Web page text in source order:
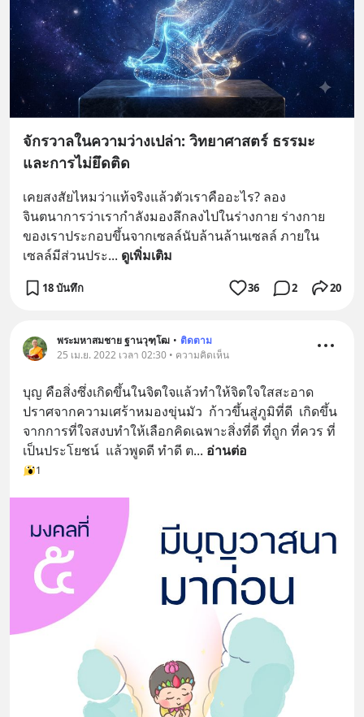
จักรวาลในความว่างเปล่า: วิทยาศาสตร์ ธรรมะ
และการไม่ยึดติด
เคยสงสัยไหมว่าแท้จริงแล้วตัวเราคืออะไร? ลอง
จินตนาการว่าเรากำลังมองลึกลงไปในร่างกาย ร่างกาย
ของเราประกอบขึ้นจากเซลล์นับล้านล้านเซลล์ ภายใน
เซลล์มีส่วนประ... ดูเพิ่มเติม
18 บันทึก 36 2 20
พระมหาสมชาย ฐานวุฑฺโฒ • ติดตาม
25 เม.ย. 2022 เวลา 02:30 • ความคิดเห็น
บุญ คือสิ่งซึ่งเกิดขึ้นในจิตใจแล้วทำให้จิตใจใสสะอาด
ปราศจากความเศร้าหมองขุ่นมัว  ก้าวขึ้นสู่ภูมิที่ดี  เกิดขึ้น
จากการที่ใจสงบทำให้เลือกคิดเฉพาะสิ่งที่ดี ที่ถูก ที่ควร ที่
เป็นประโยชน์  แล้วพูดดี ทำดี ต... อ่านต่อ
1